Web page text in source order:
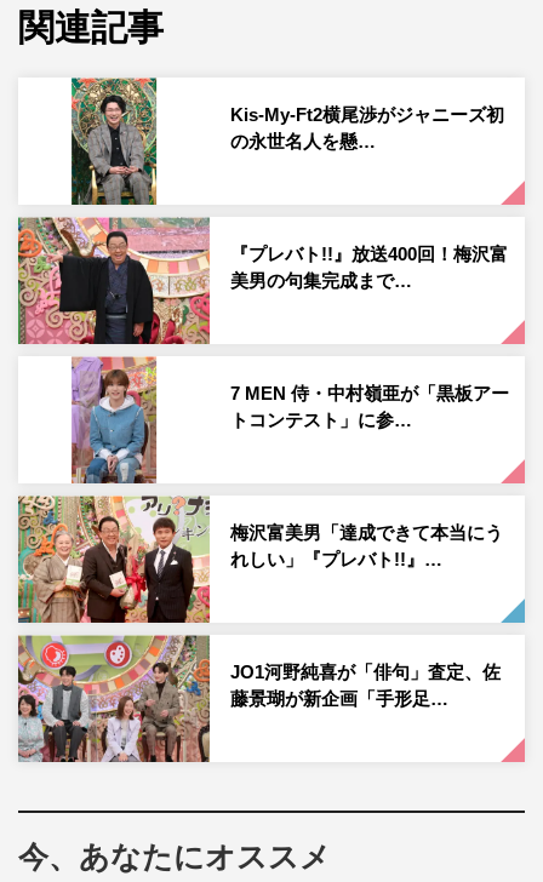
を拾うのが楽しくてイマジネーションがわいた」とあくま
でも前向き。
初登場の弓木はなんと7人兄弟で11人家族という大家族ア
イドル。あっと驚かせる秘密があると言うが…。犬山は色
鉛筆査定で一発特待生、3連続昇格とアートセンスをいか
んなく発揮している。最近、俳句がふるわないので頑張り
たいと語る。太田は、妻の近藤千尋がすでに番組で活躍
中。メンバー評は「絵がうまく、独特の味がある」とのこ
とで、妻に続き爪痕を残せるのか。特待生5級のハラミち
ゃんは昇格試験に挑戦する。
俳句査定に参加したのは、安藤和津、寺田心、宮田、ジャ
ングルポケットの斉藤慎二の4人。安藤は昨年夏のタイト
ル戦で並みいる名人特待生の中6位に食い込んだ実力者。
「旦那（奥田瑛二）が俳句をやっているのでめちゃくちゃ
喜んでくれて、番組のおかげで夫婦仲が良くなった。3月
に後期高齢者になったので最高齢の特待生を目指したい」
と燃える。
14歳の寺田は2回目の出場。前回は凡人査定ながらも夏井
いつき先生に褒められている。先生の指摘を復習してやれ
るだけのことはやった、と才能アリを目指す。宮田はこれ
まで24回挑戦して15回も凡人査定を受けた、凡人中の凡
分の句も評価されるまで時間がかかるが、今回はめちゃく
ちゃ自信があるので心君には勝つ！」と宣言する。
関連記事
Kis-My-Ft2横尾渉がジャニーズ初
の永世名人を懸…
『プレバト!!』放送400回！梅沢富
美男の句集完成まで…
7 MEN 侍・中村嶺亜が「黒板アー
トコンテスト」に参…
梅沢富美男「達成できて本当にう
れしい」『プレバト!!』…
JO1河野純喜が「俳句」査定、佐
藤景瑚が新企画「手形足…
今、あなたにオススメ